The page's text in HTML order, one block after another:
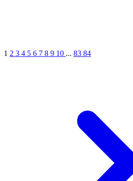
1 2 3 4 5 6 7 8 9 10 ... 83 84